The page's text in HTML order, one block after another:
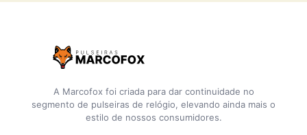
A Marcofox foi criada para dar continuidade no
segmento de pulseiras de relógio, elevando ainda mais o
estilo de nossos consumidores.